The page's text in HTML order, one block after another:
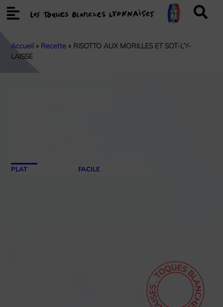
Accueil » Recette » RISOTTO AUX MORILLES ET SOT-L’Y-
LAISSE
PLAT FACILE